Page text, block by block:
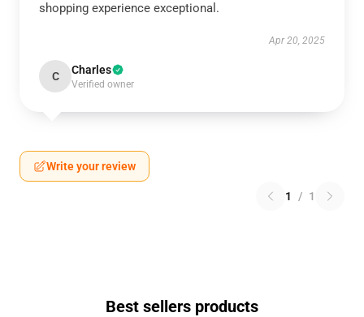
shopping experience exceptional.
Apr 20, 2025
C Charles
Verified owner
Write your review
1 / 1
Best sellers products